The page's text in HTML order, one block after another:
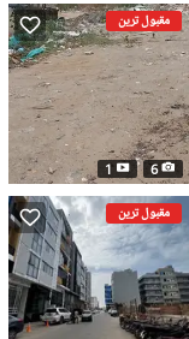
مقبول ترین
6
1
مقبول ترین